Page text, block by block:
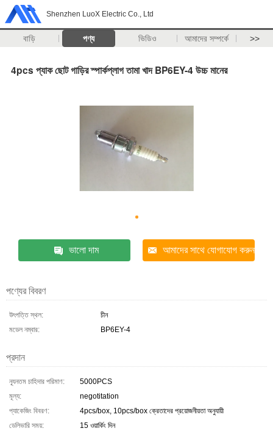
Shenzhen LuoX Electric Co., Ltd
বাড়ি পণ্য ভিডিও আমাদের সম্পর্কে >>
4pcs প্যাক ছোট গাড়ির স্পার্কপ্লাগ তামা খাদ BP6EY-4 উচ্চ মানের
ভালো দাম আমাদের সাথে যোগাযোগ করুন
পণ্যের বিবরণ
উৎপত্তি স্থল:
চীন
মডেল নম্বার:
BP6EY-4
প্রদান
ন্যূনতম চাহিদার পরিমাণ:
5000PCS
মূল্য:
negotitation
প্যাকেজিং বিবরণ:
4pcs/box, 10pcs/box ক্রেতাদের প্রয়োজনীয়তা অনুযায়ী
ডেলিভারি সময়:
15 ওয়ার্কিং দিন